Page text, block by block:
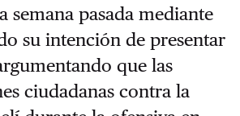
semana pasada mediante
su intención de presentar
que las
ciudadanas contra la